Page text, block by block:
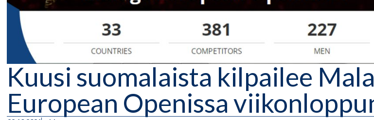
Kuusi suomalaista kilpailee
European Openissa